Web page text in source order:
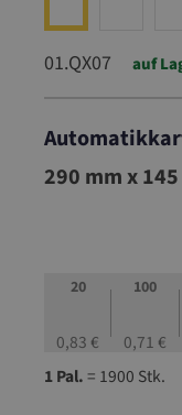
01.QX07 auf
01.QX07
290 mm x
20
0,83 €
100
0,71 €
1 Pal.= 1900 Stk.